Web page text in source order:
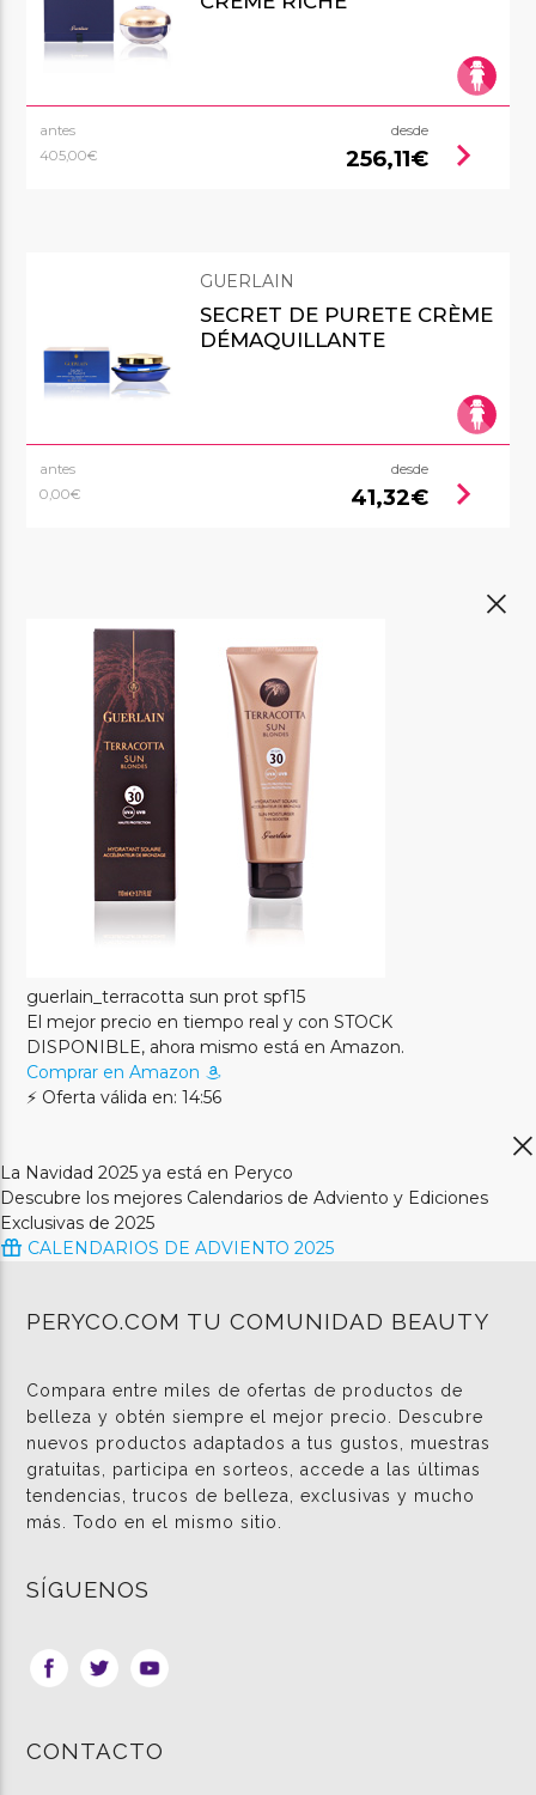
antes
405,00€
desde
256,11€ chevron_right
GUERLAIN
SECRET DE PURETE CRÈME
DÉMAQUILLANTE
antes
0,00€
desde
41,32€ chevron_right
guerlain_terracotta sun prot spf15
El mejor precio en tiempo real y con STOCK
DISPONIBLE, ahora mismo está en Amazon.
Comprar en Amazon
⚡ Oferta válida en: 14:56
La Navidad 2025 ya está en Peryco
Descubre los mejores Calendarios de Adviento y Ediciones
Exclusivas de 2025
CALENDARIOS DE ADVIENTO 2025
PERYCO.COM TU COMUNIDAD BEAUTY
Compara entre miles de ofertas de productos de
belleza y obtén siempre el mejor precio. Descubre
nuevos productos adaptados a tus gustos, muestras
gratuitas, participa en sorteos, accede a las últimas
tendencias, trucos de belleza, exclusivas y mucho
más. Todo en el mismo sitio.
SÍGUENOS
CONTACTO